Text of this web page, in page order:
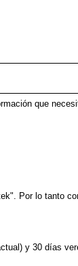
que
Por lo tanto
y 30 días